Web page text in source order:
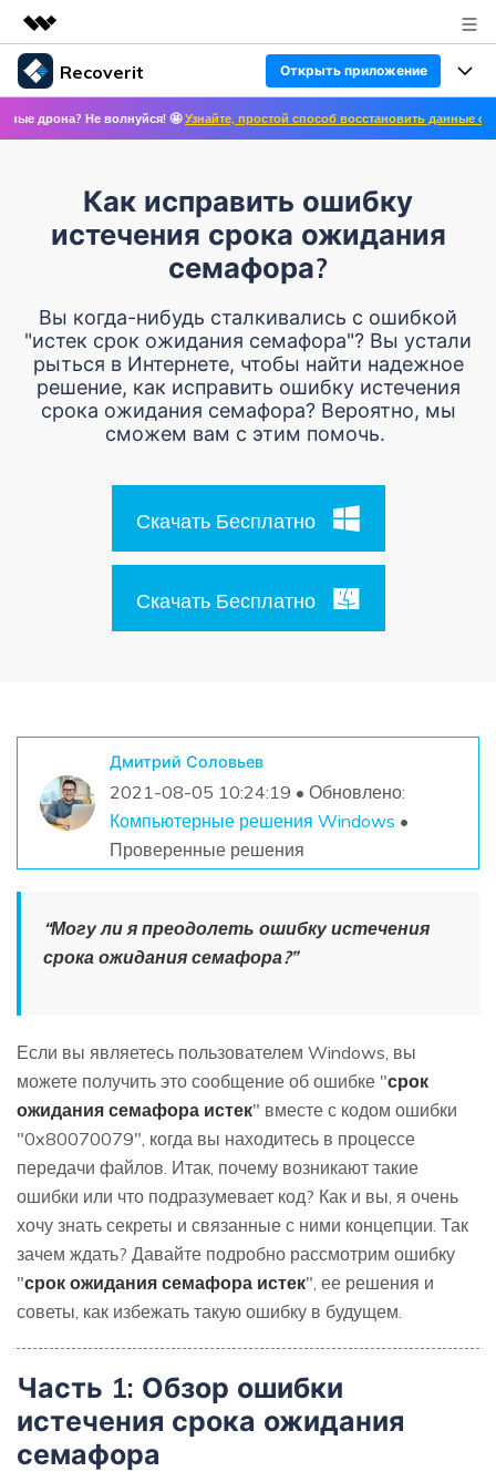
Рекомендуемые продукты
Цифровая креативность AIGC
Бизнес
Покупка
Поддержка
Recoverit Открыть приложение
Продукты
Восстановление фото/видео/аудио
Особенности
Восстановление медиафайлов
Восстановление документов
Восстановление с устройств
УЗНАЙТЕ ОБО ВСЕХ ФУНКЦИЯХ
Решение проблем с файлами
Решение проблем с компьютером
Решения для устройств хранения данных
Информационный центр
НАЙТИ БОЛЬШЕ РЕШЕНИЙ
Помощь
Руководство пользователя
Справочный центр
СКАЧАТЬ БЕСПЛАТНО Войти
Не волнуйся! 🤩Узнайте, простой способ восстановить данные с дронов!
Как исправить ошибку
истечения срока ожидания
семафора?
Вы когда-нибудь сталкивались с ошибкой
"истек срок ожидания семафора"? Вы устали
рыться в Интернете, чтобы найти надежное
решение, как исправить ошибку истечения
срока ожидания семафора? Вероятно, мы
сможем вам с этим помочь.
Скачать Бесплатно
Скачать Бесплатно
Дмитрий Соловьев
2021-08-05 10:24:19 • Обновлено:
Компьютерные решения Windows •
Проверенные решения
“Могу ли я преодолеть ошибку истечения
срока ожидания семафора?”
Если вы являетесь пользователем Windows, вы
можете получить это сообщение об ошибке "срок
ожидания семафора истек" вместе с кодом ошибки
"0x80070079", когда вы находитесь в процессе
передачи файлов. Итак, почему возникают такие
ошибки или что подразумевает код? Как и вы, я очень
хочу знать секреты и связанные с ними концепции. Так
зачем ждать? Давайте подробно рассмотрим ошибку
"срок ожидания семафора истек", ее решения и
советы, как избежать такую ошибку в будущем.
Часть 1: Обзор ошибки
истечения срока ожидания
семафора